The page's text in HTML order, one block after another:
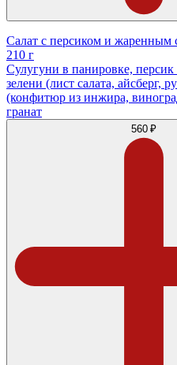
Салат с персиком и жаренным
210 г
Сулугуни в панировке,
зелени (лист салата, айсберг,
(конфитюр из инжира,
гранат
560 ₽